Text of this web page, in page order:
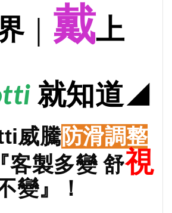
｜ 戴上
就知道 ◢
威騰防滑調整
『客製多變 舒視
變』！